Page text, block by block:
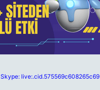
Skype: live:.cid.575569c608265c69